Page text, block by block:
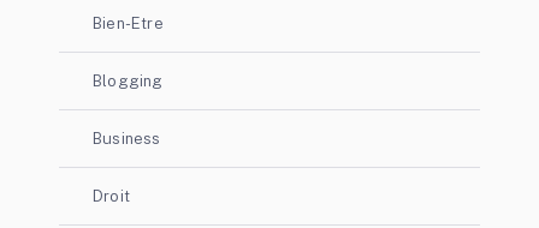
Bien-Etre
Blogging
Business
Droit